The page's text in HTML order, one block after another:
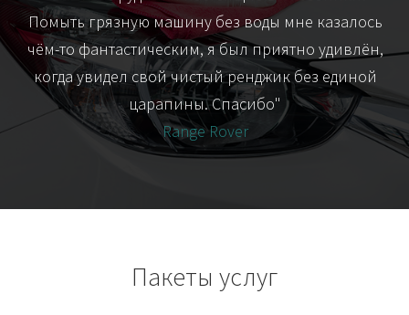
Помыть грязную машину без воды мне казалось
чём-то фантастическим, я был приятно удивлён,
когда увидел свой чистый ренджик без единой
царапины. Спасибо"
Range Rover
Пакеты услуг